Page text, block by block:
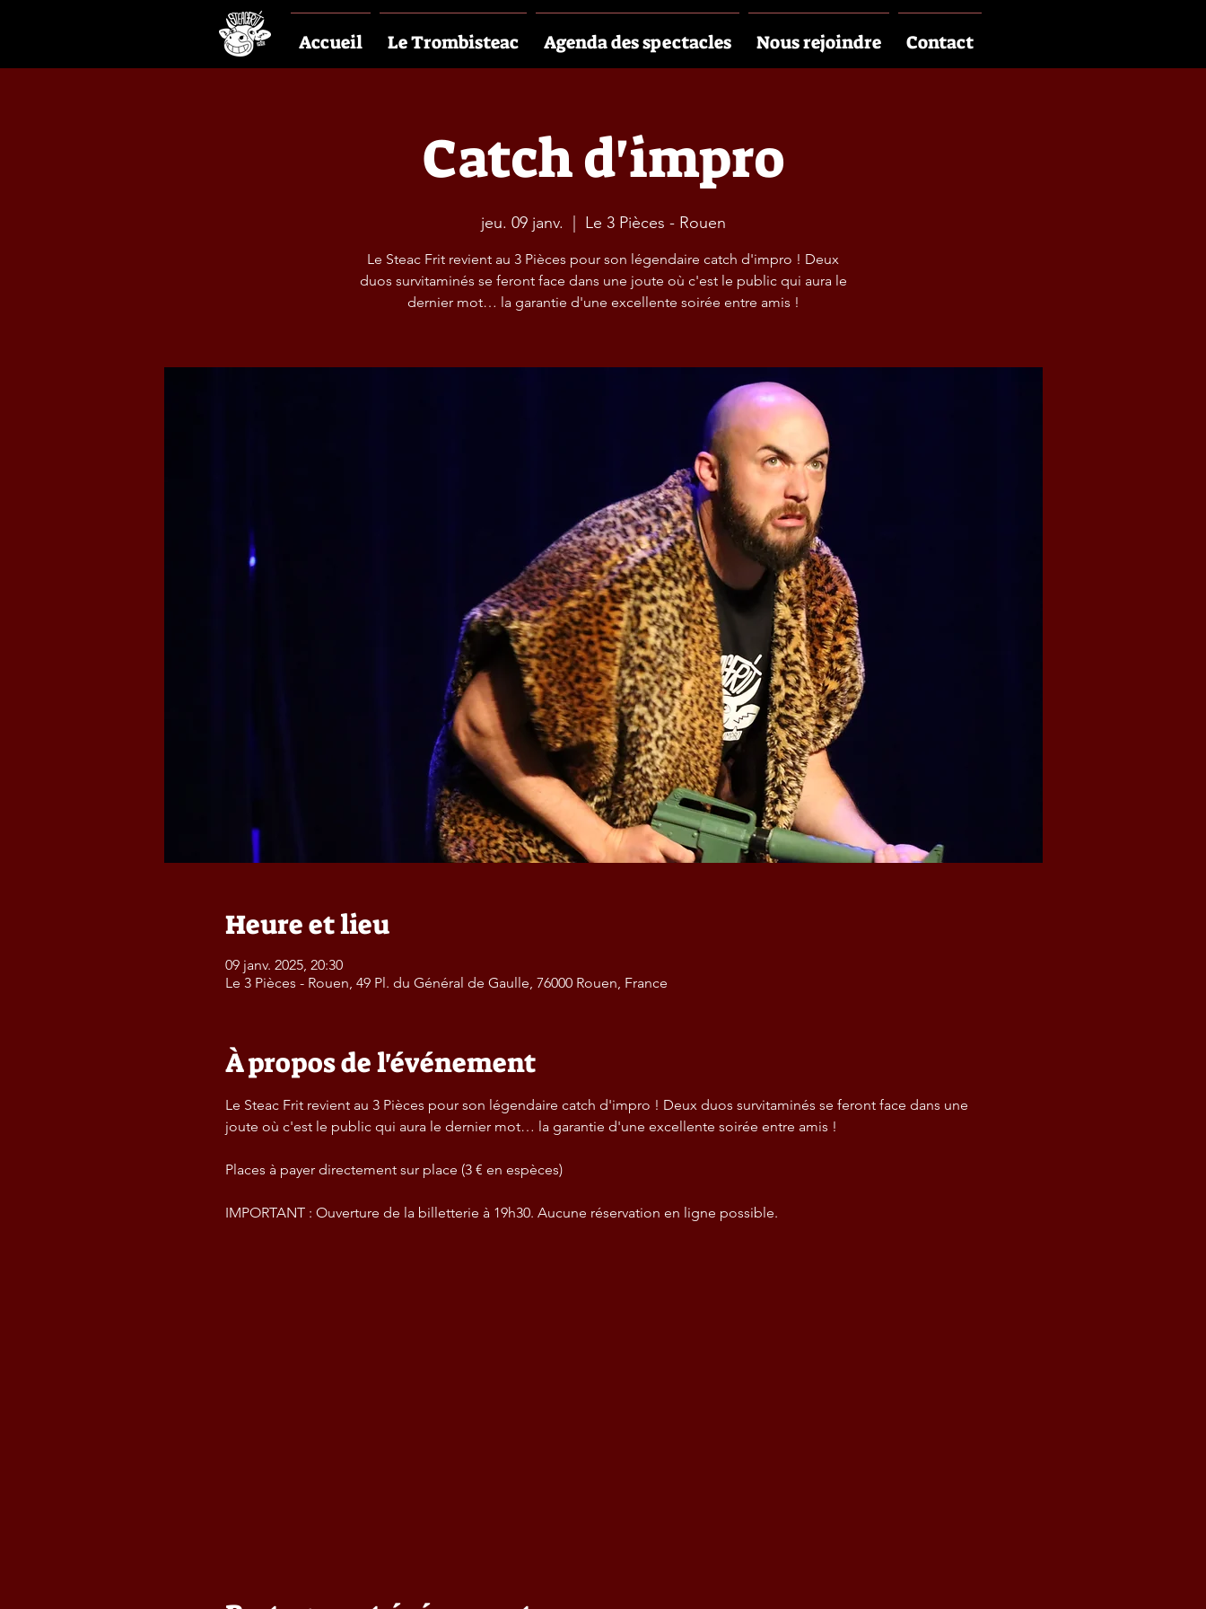
Accueil Le Trombisteac Agenda des spectacles Nous rejoindre Contact
Catch d'impro
jeu. 09 janv. Le 3 Pièces - Rouen
Le Steac Frit revient au 3 Pièces pour son légendaire catch d'impro ! Deux
duos survitaminés se feront face dans une joute où c'est le public qui aura le
dernier mot… la garantie d'une excellente soirée entre amis !
Heure et lieu
09 janv. 2025, 20:30
Le 3 Pièces - Rouen, 49 Pl. du Général de Gaulle, 76000 Rouen, France
À propos de l'événement
Le Steac Frit revient au 3 Pièces pour son légendaire catch d'impro ! Deux duos survitaminés se feront face dans une
joute où c'est le public qui aura le dernier mot… la garantie d'une excellente soirée entre amis !
Places à payer directement sur place (3 € en espèces)
IMPORTANT : Ouverture de la billetterie à 19h30. Aucune réservation en ligne possible.